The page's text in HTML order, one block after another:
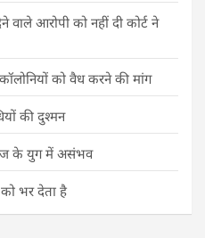
वाले आरोपी को नहीं दी कोर्ट ने
को वैध करने की मांग
की दुश्मन
के युग में असंभव
भर देता है